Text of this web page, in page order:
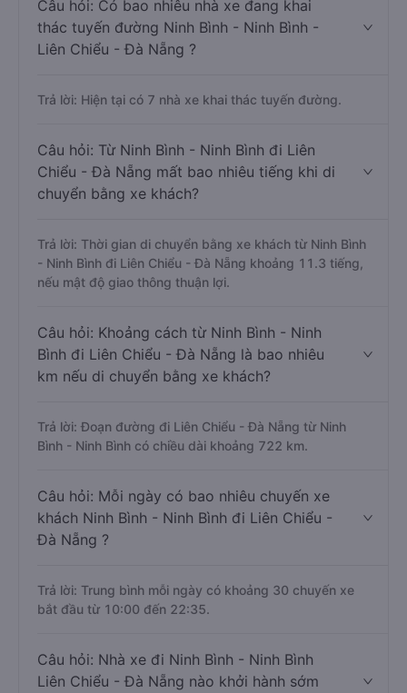
Câu hỏi: Có bao nhiêu nhà xe đang khai
thác tuyến đường Ninh Bình - Ninh Bình -
Liên Chiểu - Đà Nẵng ?
Trả lời: Hiện tại có 7 nhà xe khai thác tuyến đường.
Câu hỏi: Từ Ninh Bình - Ninh Bình đi Liên
Chiểu - Đà Nẵng mất bao nhiêu tiếng khi di
chuyển bằng xe khách?
Trả lời: Thời gian di chuyển bằng xe khách từ Ninh Bình
- Ninh Bình đi Liên Chiểu - Đà Nẵng khoảng 11.3 tiếng,
nếu mật độ giao thông thuận lợi.
Câu hỏi: Khoảng cách từ Ninh Bình - Ninh
Bình đi Liên Chiểu - Đà Nẵng là bao nhiêu
km nếu di chuyển bằng xe khách?
Trả lời: Đoạn đường đi Liên Chiểu - Đà Nẵng từ Ninh
Bình - Ninh Bình có chiều dài khoảng 722 km.
Câu hỏi: Mỗi ngày có bao nhiêu chuyến xe
khách Ninh Bình - Ninh Bình đi Liên Chiểu -
Đà Nẵng ?
Trả lời: Trung bình mỗi ngày có khoảng 30 chuyến xe
bắt đầu từ 10:00 đến 22:35.
Câu hỏi: Nhà xe đi Ninh Bình - Ninh Bình
Liên Chiểu - Đà Nẵng nào khởi hành sớm